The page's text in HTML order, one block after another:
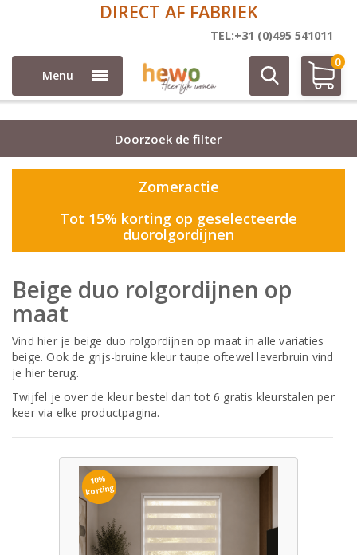
DIRECT AF FABRIEK
TEL:+31 (0)495 541011
Menu
0
Duo rolgordijnen op maat
Doorzoek de filter
Zomeractie
Tot 15% korting op geselecteerde
duorolgordijnen
Beige duo rolgordijnen op
maat
Vind hier je beige duo rolgordijnen op maat in alle variaties
beige. Ook de grijs-bruine kleur taupe oftewel leverbruin vind
je hier terug.
Twijfel je over de kleur bestel dan tot 6 gratis kleurstalen per
keer via elke productpagina.
10%
korting